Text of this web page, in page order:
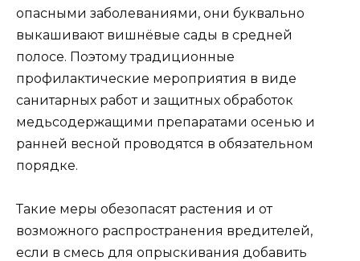
опасными заболеваниями, они буквально
выкашивают вишнёвые сады в средней
полосе. Поэтому традиционные
профилактические мероприятия в виде
санитарных работ и защитных обработок
медьсодержащими препаратами осенью и
ранней весной проводятся в обязательном
порядке.
Такие меры обезопасят растения и от
возможного распространения вредителей,
если в смесь для опрыскивания добавить